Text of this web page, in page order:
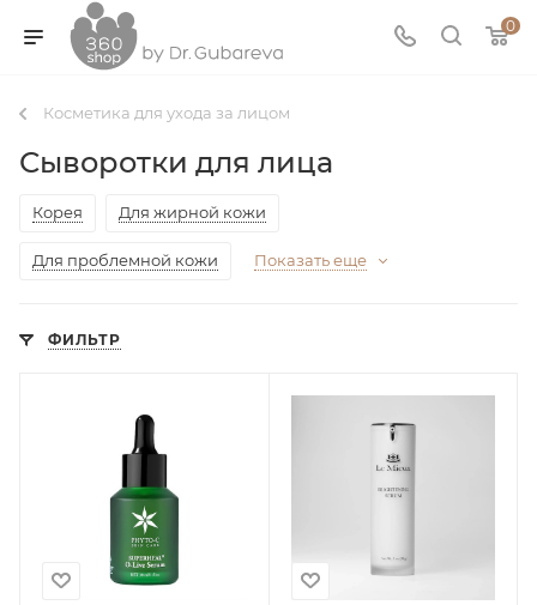
0
Косметика для ухода за лицом
Сыворотки для лица
Корея Для жирной кожи
Для проблемной кожи Показать еще
ФИЛЬТР